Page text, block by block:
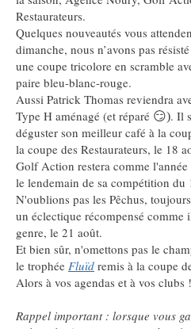
Restaurateurs.
Quelques nouveautés vous
dimanche, nous n’avons pas
une coupe tricolore en scramble
paire bleu-blanc-rouge.
Aussi Patrick Thomas reviendra
Type H aménagé (et réparé 😏). Il
déguster son meilleur café à la
la coupe des Restaurateurs, le 18
Golf Action restera comme
le lendemain de sa compétition du
N'oublions pas les Pêchus,
un éclectique récompensé comme
genre, le 21 août.
Et bien sûr, n'omettons pas le
le trophée Fluïd remis à la coupe
Alors à vos agendas et à vos clubs !
Rappel important : lorsque vous